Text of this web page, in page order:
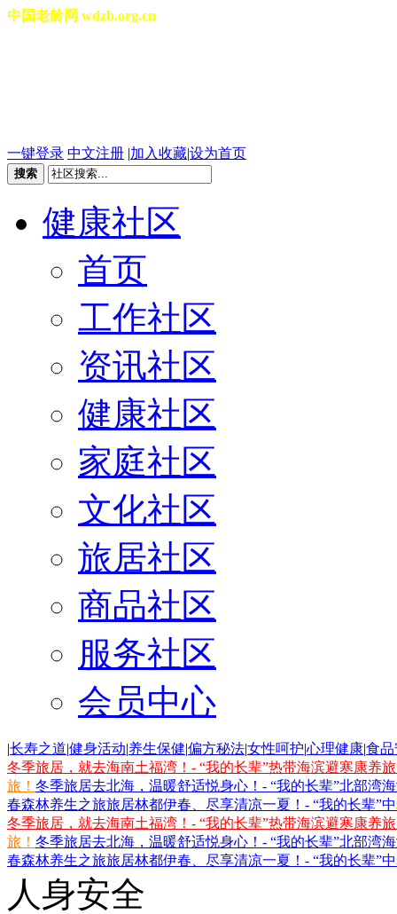
中国老龄网 wdzb.org.cn
一键登录 中文注册 |加入收藏|设为首页
搜索
健康社区
首页
工作社区
资讯社区
健康社区
家庭社区
文化社区
旅居社区
商品社区
服务社区
会员中心
|长寿之道|健身活动|养生保健|偏方秘法|女性呵护|心理健康|食
冬季旅居，就去海南土福湾！- “我的长辈”热带海滨避寒康养
旅！ 冬季旅居去北海，温暖舒适悦身心！- “我的长辈”北部湾
春森林养生之旅旅居林都伊春、尽享清凉一夏！- “我的长辈”
冬季旅居，就去海南土福湾！- “我的长辈”热带海滨避寒康养
旅！ 冬季旅居去北海，温暖舒适悦身心！- “我的长辈”北部湾
春森林养生之旅旅居林都伊春、尽享清凉一夏！- “我的长辈”
人身安全